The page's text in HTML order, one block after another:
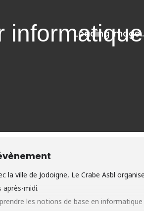
la ville de Jodoigne, LeCrabe Asbl
après-midi.
les notions de base en